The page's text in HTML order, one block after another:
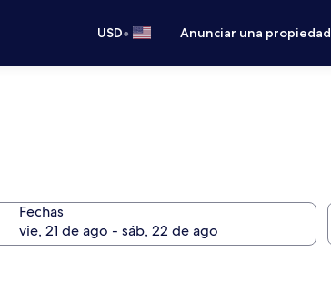
USD• Anunciar una propiedad
Fechas